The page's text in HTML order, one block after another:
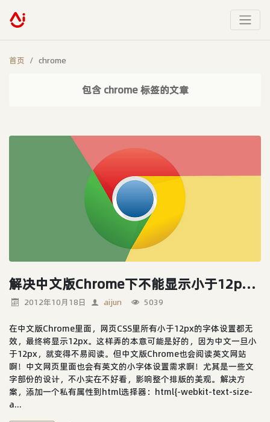
首页 chrome
包含 chrome 标签的文章
解决中文版Chrome下不能显示小于12px的字体
2012年10月18日 aijun 5039
在中文版Chrome里面，网页CSS里所有小于12px的字体设置都无
效，最终将显示12px。这样弄的本意可能是好的，因为中文一旦小
于12px，就变得不易阅读。但中文版Chrome也会阅读英文网站
啊！中文网页里面也会有英文的小字体设置需求啊！尤其是一些文
字部份的设计，不小实在不好看，影响整个排版的美观。解决方
案，添加一个私有属性到html选择器：html{-webkit-text-size-
a...